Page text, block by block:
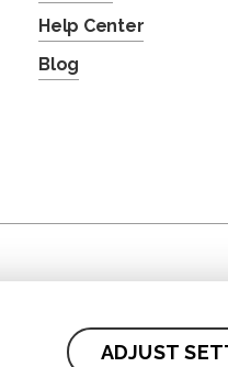
ADJUST
Help Center
Blog